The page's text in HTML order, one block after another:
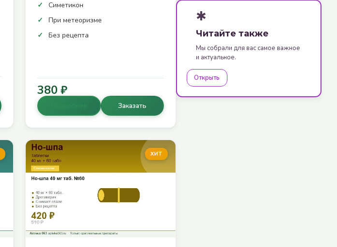
Симетикон
При метеоризме
Без рецепта
380 ₽
Заказать
ХИТ
✱
Читайте также
Мы собрали для вас самое важное
и актуальное.
Открыть